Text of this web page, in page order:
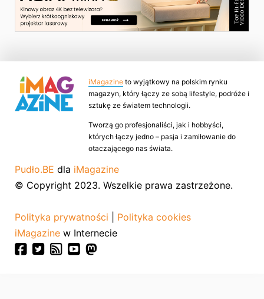
iMagazine to wyjątkowy na polskim rynku
magazyn, który łączy ze sobą lifestyle, podróże i
sztukę ze światem technologii.
Tworzą go profesjonaliści, jak i hobbyści,
których łączy jedno – pasja i zamiłowanie do
otaczającego nas świata.
Pudło.BE dla iMagazine
© Copyright 2023. Wszelkie prawa zastrzeżone.
Polityka prywatności
Polityka cookies
iMagazine w Internecie